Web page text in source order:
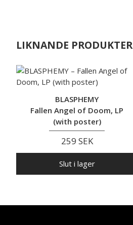
LIKNANDE PRODUKTER
BLASPHEMY
Fallen Angel of Doom, LP
(with poster)
259 SEK
Slut i lager